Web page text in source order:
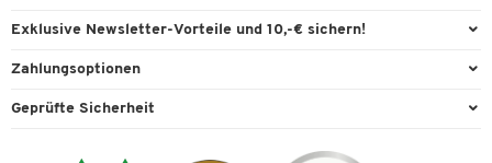
Reinigung & Hygiene
Technik
Kontaktformulare
Lieferinformationen
Services & Leistungen
Workplace Solutions
Exklusive Newsletter-Vorteile und 10,-€ sichern!
Willkommensgutschein
Expertenwissen
Zahlungsoptionen
Paypal
Geprüfte Sicherheit